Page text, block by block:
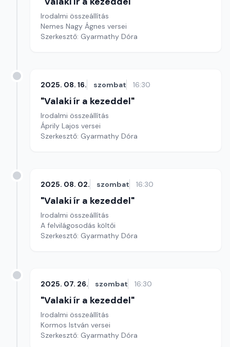
Irodalmi összeállítás
Nemes Nagy Ágnes versei
Szerkesztő: Gyarmathy Dóra
2025. 08. 16. szombat 16:30
"Valaki ír a kezeddel"
Irodalmi összeállítás
Áprily Lajos versei
Szerkesztő: Gyarmathy Dóra
2025. 08. 02. szombat 16:30
"Valaki ír a kezeddel"
Irodalmi összeállítás
A felvilágosodás költői
Szerkesztő: Gyarmathy Dóra
2025. 07. 26. szombat 16:30
"Valaki ír a kezeddel"
Irodalmi összeállítás
Kormos István versei
Szerkesztő: Gyarmathy Dóra